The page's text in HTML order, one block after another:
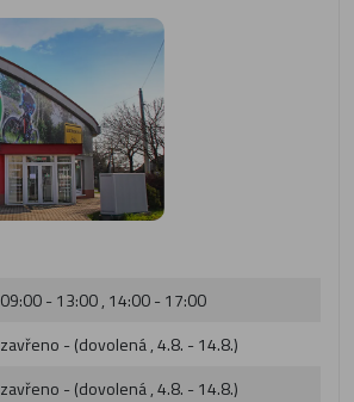
09:00 - 13:00 , 14:00 - 17:00
zavřeno - (dovolená , 4.8. - 14.8.)
zavřeno - (dovolená , 4.8. - 14.8.)